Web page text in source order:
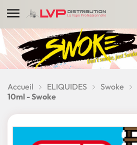

Accueil ELIQUIDES Swoke
10ml - Swoke